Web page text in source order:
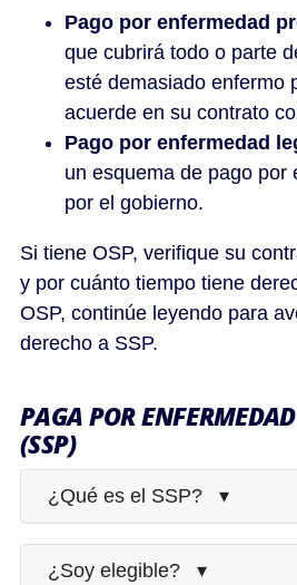
Pago por enfermedad
que cubrirá todo o parte
esté demasiado enfermo
acuerde en su contrato
Pago por enfermedad
un esquema de pago por
por el gobierno.
Si tiene OSP, verifique su
y por cuánto tiempo tiene
OSP, continúe leyendo para
derecho a SSP.
PAGA POR
(SSP)
¿Qué es el SSP? ▾
¿Soy elegible? ▾